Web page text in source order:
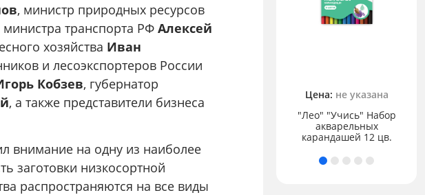
, министр природных ресурсов
министра транспорта РФАлексей
хозяйства Иван
и лесоэкспортеров России
Кобзев, губернатор
, а также представители бизнеса
внимание на одну из наиболее
заготовки низкосортной
распространяются на все виды
Цена: не указана
"Лео" "Учись" Набор
акварельных
карандашей 12 цв.